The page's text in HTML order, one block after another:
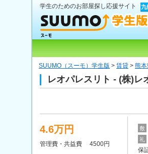
学生のためのお部屋探し応援サイト
SUUMO（スーモ）学生版 > 賃貸 > 熊
レオパレスリト - (株)レ
4.6万円
管理費・共益費 4500円
敷
礼
保